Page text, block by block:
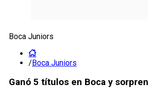
Boca Juniors
/Boca Juniors
Ganó 5 títulos en Boca y